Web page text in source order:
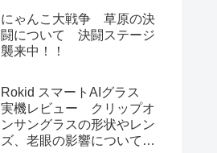
もUP！雨音もほぼ聞こえず
静音化効果も抜群！
にゃんこ大戦争 草原の決
闘について 決闘ステージ
襲来中！！
Rokid スマートAIグラス
実機レビュー クリップオ
ンサングラスの形状やレン
ズ、老眼の影響について